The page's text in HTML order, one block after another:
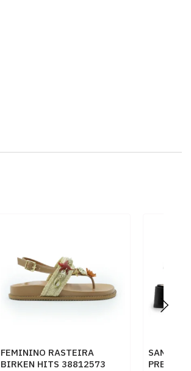
FEMININO RASTEIRA
BIRKEN HITS 38812573
PRETO -